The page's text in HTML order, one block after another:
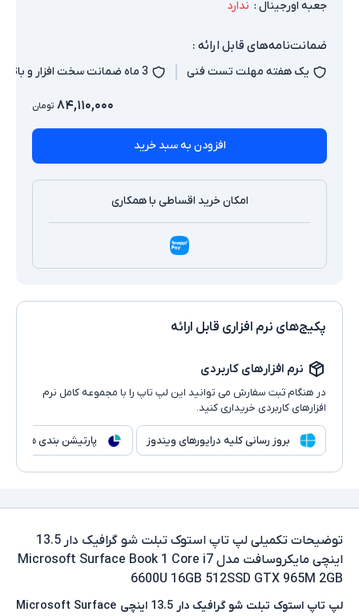
جعبه اورجینال : ندارد
ضمانت‌نامه‌های قابل ارائه :
یک هفته مهلت تست فنی 3 ماه ضمانت سخت افزار و باتری
۸۴,۱۱۰,۰۰۰ تومان
افزودن به سبد خرید
امکان خرید اقساطی با همکاری
پکیج‌های نرم افزاری قابل ارائه
نرم افزارهای کاربردی
در هنگام ثبت سفارش می توانید این لپ تاپ را با مجموعه کامل نرم
افزارهای کاربردی خریداری کنید.
بروز رسانی کلیه درایورهای ویندوز پارتیشن بندی هارد
توضیحات تکمیلی
لپ تاپ استوک تبلت شو گرافیک دار 13.5
اینچی مایکروسافت مدل Microsoft Surface Book 1 Core i7
6600U 16GB 512SSD GTX 965M 2GB
لپ‌ تاپ استوک تبلت‌ شو گرافیک‌ دار 13.5 اینچی Microsoft Surface